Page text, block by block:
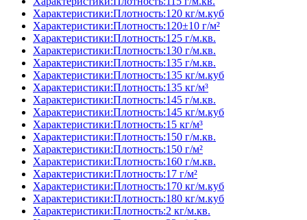
Характеристики:Плотность:120 кг/м.куб
Характеристики:Плотность:120±10 г/м²
Характеристики:Плотность:125 г/м.кв.
Характеристики:Плотность:130 г/м.кв.
Характеристики:Плотность:135 г/м.кв.
Характеристики:Плотность:135 кг/м.куб
Характеристики:Плотность:135 кг/м³
Характеристики:Плотность:145 г/м.кв.
Характеристики:Плотность:145 кг/м.куб
Характеристики:Плотность:15 кг/м³
Характеристики:Плотность:150 г/м.кв.
Характеристики:Плотность:150 г/м²
Характеристики:Плотность:160 г/м.кв.
Характеристики:Плотность:17 г/м²
Характеристики:Плотность:170 кг/м.куб
Характеристики:Плотность:180 кг/м.куб
Характеристики:Плотность:2 кг/м.кв.